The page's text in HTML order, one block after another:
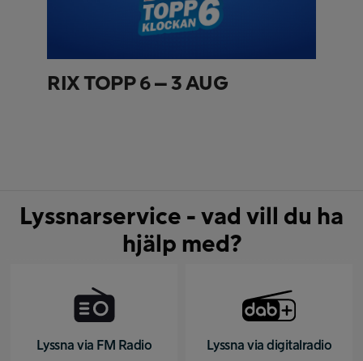
RIX TOPP 6 – 3 AUG
Lyssnarservice - vad vill du ha
hjälp med?
Lyssna via FM Radio Lyssna via digitalradio